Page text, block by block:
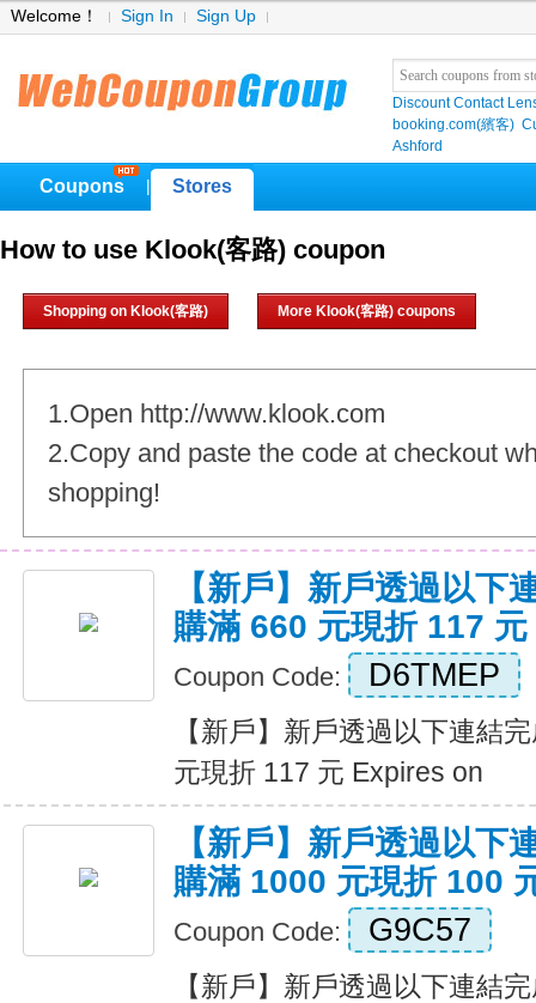
Welcome！ Sign In Sign Up
Discount Contact
booking.com(繽客)
Ashford
Coupons Stores
How to use Klook(客路) coupon
Shopping on Klook(客路) More Klook(客路) coupons
1.Open http://www.klook.com
2.Copy and paste the code at checkout
shopping!
【新戶】新戶透過以下
購滿 660 元現折 117 元
Coupon Code: D6TMEP
【新戶】新戶透過以下連結
元現折 117 元 Expires on
【新戶】新戶透過以下
購滿 1000 元現折 100
Coupon Code: G9C57
【新戶】新戶透過以下連結